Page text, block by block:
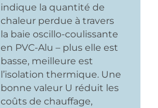
indique la quantité de
chaleur perdue à travers
la baie oscillo-coulissante
en PVC-Alu – plus elle est
basse, meilleure est
l’isolation thermique. Une
bonne valeur U réduit les
coûts de chauffage,